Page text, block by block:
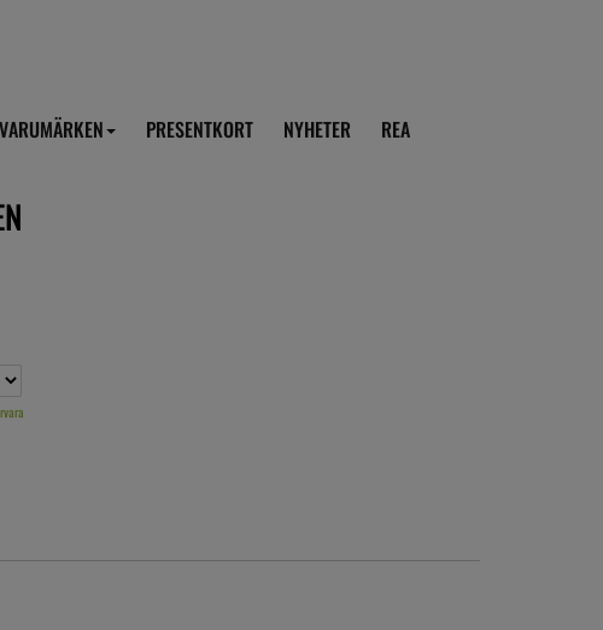
VARUMÄRKEN PRESENTKORT NYHETER REA